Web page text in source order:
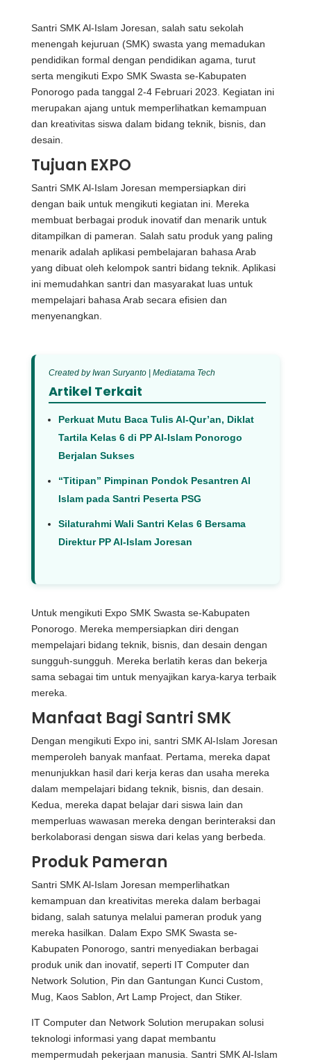
Santri SMK Al-Islam Joresan, salah satu sekolah
menengah kejuruan (SMK) swasta yang memadukan
pendidikan formal dengan pendidikan agama, turut
serta mengikuti Expo SMK Swasta se-Kabupaten
Ponorogo pada tanggal 2-4 Februari 2023. Kegiatan ini
merupakan ajang untuk memperlihatkan kemampuan
dan kreativitas siswa dalam bidang teknik, bisnis, dan
desain.
Tujuan EXPO
Santri SMK Al-Islam Joresan mempersiapkan diri
dengan baik untuk mengikuti kegiatan ini. Mereka
membuat berbagai produk inovatif dan menarik untuk
ditampilkan di pameran. Salah satu produk yang paling
menarik adalah aplikasi pembelajaran bahasa Arab
yang dibuat oleh kelompok santri bidang teknik. Aplikasi
ini memudahkan santri dan masyarakat luas untuk
mempelajari bahasa Arab secara efisien dan
menyenangkan.
Created by Iwan Suryanto | Mediatama Tech
Artikel Terkait
Perkuat Mutu Baca Tulis Al-Qur’an, Diklat
Tartila Kelas 6 di PP Al-Islam Ponorogo
Berjalan Sukses
“Titipan” Pimpinan Pondok Pesantren Al
Islam pada Santri Peserta PSG
Silaturahmi Wali Santri Kelas 6 Bersama
Direktur PP Al-Islam Joresan
Untuk mengikuti Expo SMK Swasta se-Kabupaten
Ponorogo. Mereka mempersiapkan diri dengan
mempelajari bidang teknik, bisnis, dan desain dengan
sungguh-sungguh. Mereka berlatih keras dan bekerja
sama sebagai tim untuk menyajikan karya-karya terbaik
mereka.
Manfaat Bagi Santri SMK
Dengan mengikuti Expo ini, santri SMK Al-Islam Joresan
memperoleh banyak manfaat. Pertama, mereka dapat
menunjukkan hasil dari kerja keras dan usaha mereka
dalam mempelajari bidang teknik, bisnis, dan desain.
Kedua, mereka dapat belajar dari siswa lain dan
memperluas wawasan mereka dengan berinteraksi dan
berkolaborasi dengan siswa dari kelas yang berbeda.
Produk Pameran
Santri SMK Al-Islam Joresan memperlihatkan
kemampuan dan kreativitas mereka dalam berbagai
bidang, salah satunya melalui pameran produk yang
mereka hasilkan. Dalam Expo SMK Swasta se-
Kabupaten Ponorogo, santri menyediakan berbagai
produk unik dan inovatif, seperti IT Computer dan
Network Solution, Pin dan Gantungan Kunci Custom,
Mug, Kaos Sablon, Art Lamp Project, dan Stiker.
IT Computer dan Network Solution merupakan solusi
teknologi informasi yang dapat membantu
mempermudah pekerjaan manusia. Santri SMK Al-Islam